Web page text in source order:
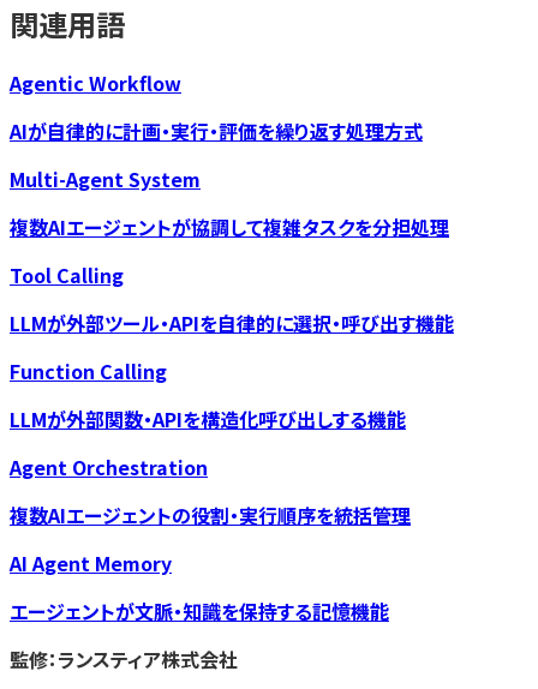
関連用語
Agentic Workflow
AIが自律的に計画・実行・評価を繰り返す処理方式
Multi-Agent System
複数AIエージェントが協調して複雑タスクを分担処理
Tool Calling
LLMが外部ツール・APIを自律的に選択・呼び出す機能
Function Calling
LLMが外部関数・APIを構造化呼び出しする機能
Agent Orchestration
複数AIエージェントの役割・実行順序を統括管理
AI Agent Memory
エージェントが文脈・知識を保持する記憶機能
監修：ランスティア株式会社